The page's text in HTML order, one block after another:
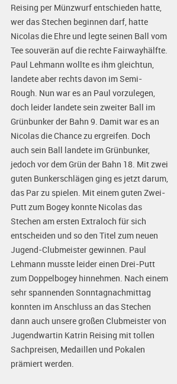
Reising per Münzwurf entschieden hatte,
wer das Stechen beginnen darf, hatte
Nicolas die Ehre und legte seinen Ball vom
Tee souverän auf die rechte Fairwayhälfte.
Paul Lehmann wollte es ihm gleichtun,
landete aber rechts davon im Semi-
Rough. Nun war es an Paul vorzulegen,
doch leider landete sein zweiter Ball im
Grünbunker der Bahn 9. Damit war es an
Nicolas die Chance zu ergreifen. Doch
auch sein Ball landete im Grünbunker,
jedoch vor dem Grün der Bahn 18. Mit zwei
guten Bunkerschlägen ging es jetzt darum,
das Par zu spielen. Mit einem guten Zwei-
Putt zum Bogey konnte Nicolas das
Stechen am ersten Extraloch für sich
entscheiden und so den Titel zum neuen
Jugend-Clubmeister gewinnen. Paul
Lehmann musste leider einen Drei-Putt
zum Doppelbogey hinnehmen. Nach einem
sehr spannenden Sonntagnachmittag
konnten im Anschluss an das Stechen
dann auch unsere großen Clubmeister von
Jugendwartin Katrin Reising mit tollen
Sachpreisen, Medaillen und Pokalen
prämiert werden.